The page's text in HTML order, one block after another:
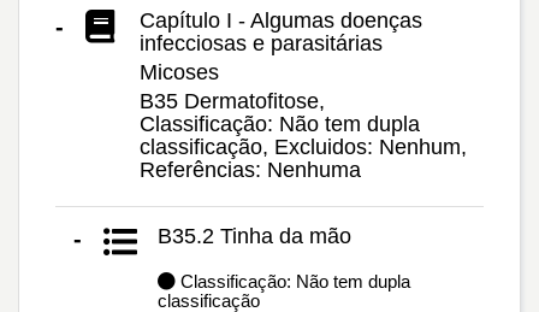
-
Capítulo I - Algumas doenças
infecciosas e parasitárias
Micoses
B35 Dermatofitose,
Classificação: Não tem dupla
classificação, Excluidos: Nenhum,
Referências: Nenhuma
- B35.2 Tinha da mão
Classificação: Não tem dupla
classificação